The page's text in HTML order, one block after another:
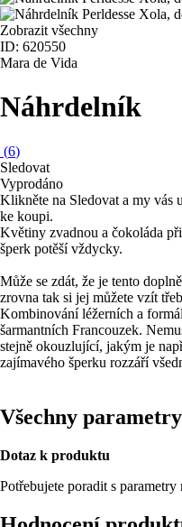
Zobrazit všechny
ID: 620550
Mara de Vida
Náhrdelník
(6)
Sledovat
Vyprodáno
Klikněte na Sledovat a my vás
ke koupi.
Květiny zvadnou a čokoláda
šperk potěší vždycky.
Může se zdát, že je tento
zrovna tak si jej můžete vzít
Kombinování léžerních a
šarmantních Francouzek.
stejně okouzlující, jakým je
zajímavého šperku rozzáří
Všechny parametry
Dotaz k produktu
Potřebujete poradit s parametry